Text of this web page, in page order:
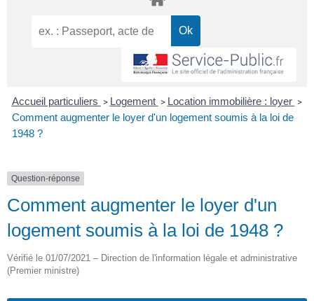
Accueil particuliers > Logement > Location immobilière : loyer >
Comment augmenter le loyer d'un logement soumis à la loi de
1948 ?
Question-réponse
Comment augmenter le loyer d'un
logement soumis à la loi de 1948 ?
Vérifié le 01/07/2021 – Direction de l'information légale et administrative
(Premier ministre)